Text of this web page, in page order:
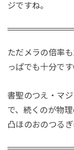
ジですね。
ただメラの倍率
っぱでも十分で
書聖のつえ・マ
で、続くのが物
凸ほのおのつる